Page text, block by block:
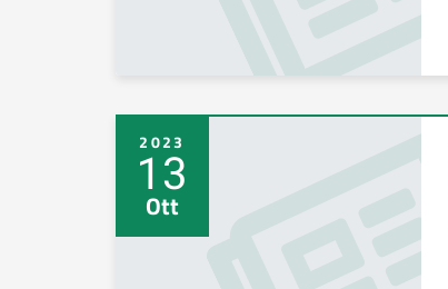
2023
13
Ott